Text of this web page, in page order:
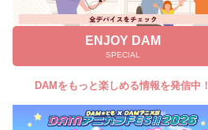
DAMの新曲・ランキングなど
カラオケ最新情報をチェック！
自宅でカラオケ歌い放題！
ENJOY DAM
SPECIAL
DAMをもっと楽しめる情報を発信中！